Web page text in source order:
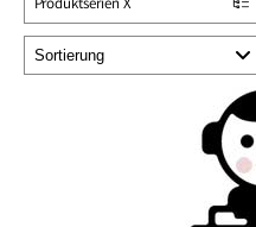
Produktserien X